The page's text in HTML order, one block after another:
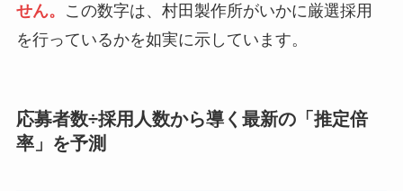
せん。
この数字は、村田製作所がいかに厳選採用
を行っているかを如実に示しています。
応募者数÷採用人数から導く最新の「推定倍
率」を予測